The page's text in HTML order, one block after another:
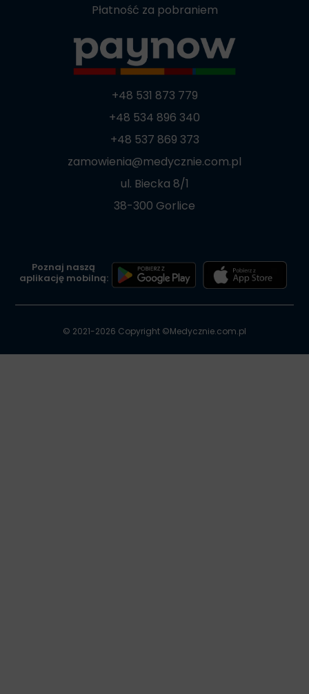
Płatność za pobraniem
+48 531 873 779
+48 534 896 340
+48 537 869 373
zamowienia@medycznie.com.pl
ul. Biecka 8/1
38-300 Gorlice
Poznaj naszą
aplikację mobilną:
© 2021-2026 Copyright ©Medycznie.com.pl